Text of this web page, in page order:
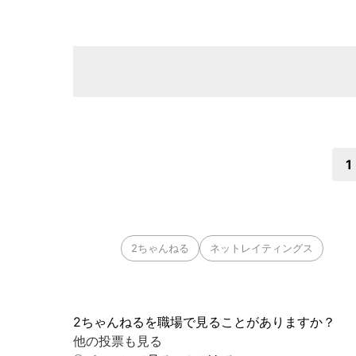
1
2ちゃんねる ネットレイティングス
2ちゃんねるを職場で見ることがありますか？
他の投票も見る